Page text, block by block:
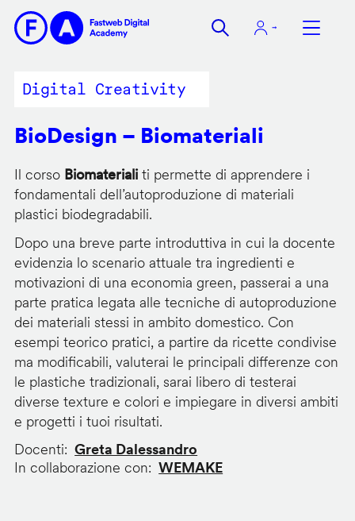
contenuto
Digital Creativity
BioDesign – Biomateriali
Il corso Biomaterialiti permette di apprendere i
fondamentali dell’autoproduzione di materiali
plastici biodegradabili.
Dopo una breve parte introduttiva in cui la docente
evidenzia lo scenario attuale tra ingredienti e
motivazioni di una economia green, passerai a una
parte pratica legata alle tecniche di autoproduzione
dei materiali stessi in ambito domestico. Con
esempi teorico pratici, a partire da ricette condivise
ma modificabili, valuterai le principali differenze con
le plastiche tradizionali, sarai libero di testerai
diverse texture e colori e impiegare in diversi ambiti
e progetti i tuoi risultati.
Docenti
Greta Dalessandro
In collaborazione con
WEMAKE